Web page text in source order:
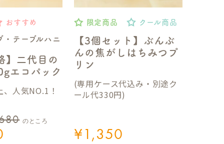
おすすめ
・テーブルハニ
】二代目の
エコパック
人気NO.1！
のところ
限定商品 クール商品
【3個セット】ぶんぶ
んの焦がしはちみつプ
リン
(専用ケース代込み・別途ク
ール代330円)
¥1,350